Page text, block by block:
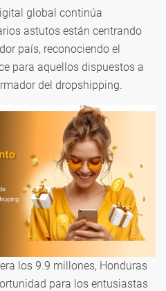
global continúa
astutos están centrando
país, reconociendo el
para aquellos dispuestos a
del dropshipping.
los 9.9 millones, Honduras
para los entusiastas